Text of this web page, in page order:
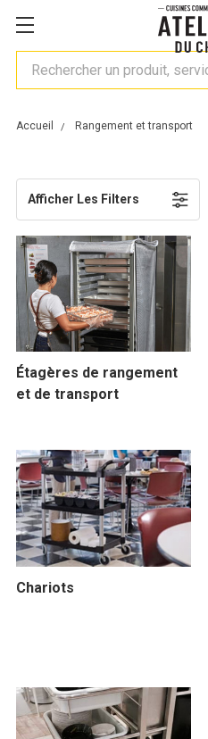
Rechercher
Accueil Rangement et transport
Afficher Les Filters
Étagères de rangement
et de transport
Chariots